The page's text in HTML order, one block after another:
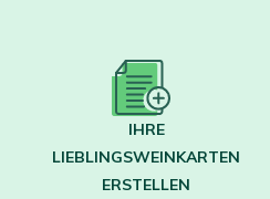
IHRE
LIEBLINGSWEINKARTEN
ERSTELLEN